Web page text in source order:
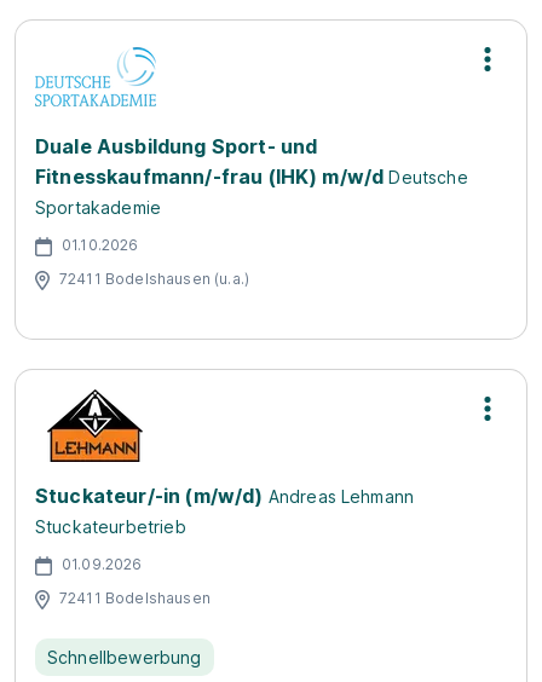
Duale Ausbildung Sport- und
Fitnesskaufmann/-frau (IHK) m/w/d Deutsche
Sportakademie
01.10.2026
72411 Bodelshausen (u.a.)
Stuckateur/-in (m/w/d) Andreas Lehmann
Stuckateurbetrieb
01.09.2026
72411 Bodelshausen
Schnellbewerbung